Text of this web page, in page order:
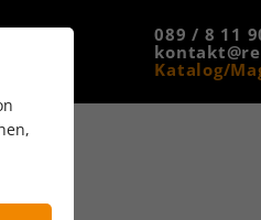
089 / 8 11
Katalog/